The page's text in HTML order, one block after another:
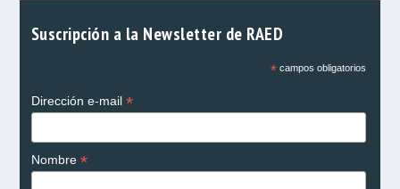
Suscripción a la Newsletter de RAED
*campos obligatorios
Dirección e-mail *
Nombre *